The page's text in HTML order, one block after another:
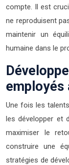
compte. Il est
ne reproduisent
maintenir un
humaine dans le
employés
Une fois les
les développer et
maximiser le
construire une
stratégies de